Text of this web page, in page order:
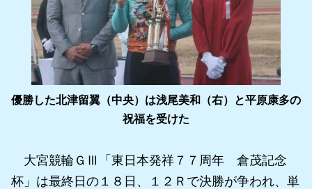
優勝した北津留翼（中央）は浅尾美和（右）と平原康多の
祝福を受けた
大宮競輪ＧⅢ「東日本発祥７７周年 倉茂記念
杯」は最終日の１８日、１２Ｒで決勝が争われ、単